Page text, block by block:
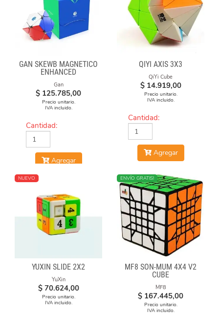
GAN SKEWB MAGNETICO
ENHANCED
Gan
$ 125.785,00
Precio unitario.
IVA incluido.
Cantidad:
Agregar
QIYI AXIS 3X3
QiYi Cube
$ 14.919,00
Precio unitario.
IVA incluido.
Cantidad:
Agregar
NUEVO
YUXIN SLIDE 2X2
YuXin
$ 70.624,00
Precio unitario.
IVA incluido.
ENVÍO GRATIS!
MF8 SON-MUM 4X4 V2
CUBE
MF8
$ 167.445,00
Precio unitario.
IVA incluido.